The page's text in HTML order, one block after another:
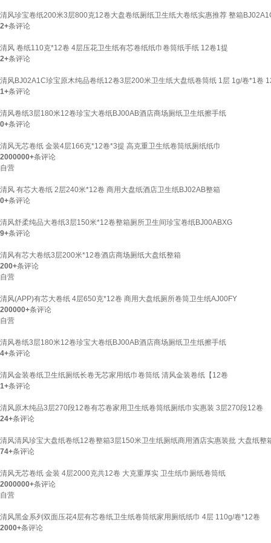
清风珍宝卷纸200米3层800克12卷大盘卷纸厕纸卫生纸大卷纸实惠推荐 整箱
2+条评论
清风 卷纸110克*12卷 4层压花卫生纸有芯卷纸纸巾卷筒纸手纸 12卷1提
2+条评论
清风BJ02A1C珍宝原木纯品卷纸12卷3层200米卫生纸大盘纸卷筒纸 1层 1g/卷*1卷
1+条评论
清风卷纸3层180米12卷珍宝大卷纸BJ00AB酒店商场厕纸卫生纸擦手纸
0+条评论
清风无芯卷纸 金装4层166克*12卷*3提 高克重卫生纸卷筒纸厕纸纸巾
2000000+条评论
自营
清风 有芯大卷纸 2层240米*12卷 商用大盘纸酒店卫生纸BJ02AB整箱
0+条评论
清风舒柔纯品大卷纸3层150米*12卷整箱厕所卫生间珍宝卷纸BJ00ABXG
9+条评论
清风有芯大卷纸3层200米*12卷酒店商场厕纸大盘纸整箱
200+条评论
自营
清风(APP)有芯大卷纸 4层650克*12卷 商用大盘纸厕所卷筒卫生纸AJ00FY
200000+条评论
自营
清风卷纸3层180米12卷珍宝大卷纸BJ00AB酒店商场厕纸卫生纸擦手纸
4+条评论
清风金装卷纸卫生纸厕纸长卷无芯家用纸巾卷筒纸 清风金装卷纸【12卷
1+条评论
清风原木纯品3层270段12卷有芯卷家用卫生纸卷筒纸厕纸巾实惠装 3层270段12卷
24+条评论
清风清风珍宝大盘纸卷纸12卷整箱3层150米卫生纸厕纸商用酒店实惠装批 大盘纸整
74+条评论
清风无芯卷纸 金装 4层2000克共12卷 大克重厚实 卫生纸巾厕纸卷筒纸
2000000+条评论
自营
清风黑金系列双面压花4层有芯卷纸卫生纸卷筒纸家用厕纸纸巾 4层 110g/卷*12卷
2000+条评论